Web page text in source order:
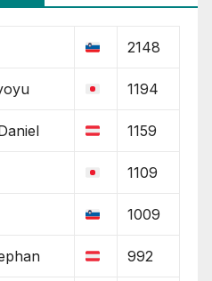
2148
1194
1159
1109
1009
992